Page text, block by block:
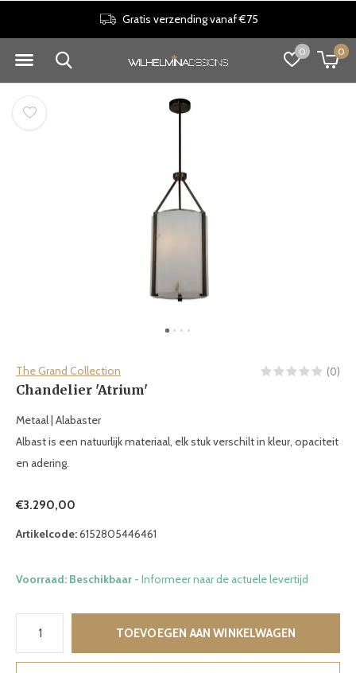
0 0
Gratis verzending vanaf €75
The Grand Collection (0)
Chandelier 'Atrium'
Metaal | Alabaster
Albast is een natuurlijk materiaal, elk stuk verschilt in kleur, opaciteit
en adering.
€3.290,00
Artikelcode:6152805446461
Voorraad: Beschikbaar - Informeer naar de actuele levertijd
TOEVOEGEN AAN WINKELWAGEN